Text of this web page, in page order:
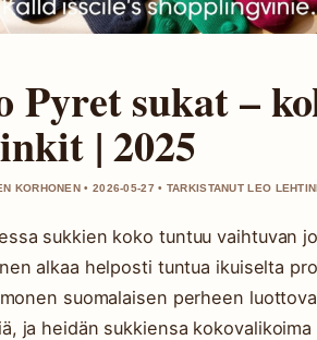
Pyret sukat –
| 2025
KORHONEN • 2026-05-27 • TARKISTANUT LEO
sukkien koko tuntuu vaihtuvan
alkaa helposti tuntua ikuiselta
suomalaisen perheen
ja heidän sukkiensa